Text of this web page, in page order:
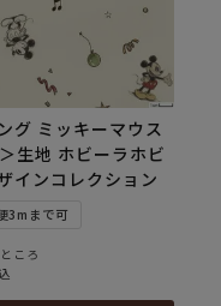
グ ミッキーマウス
生地 ホビーラホビ
インコレクション
3mまで可
ころ